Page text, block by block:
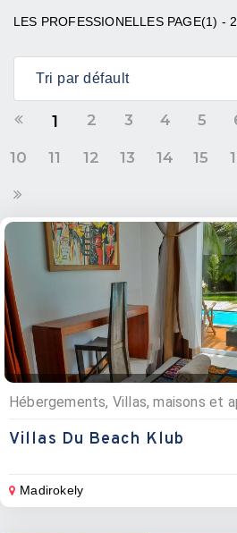
LES PROFESSIONELLES PAGE(1) -
1 2 3 4 5
10 11 12 13 14 15
Hébergements, Villas, maisons et
Villas Du Beach Klub
Madirokely